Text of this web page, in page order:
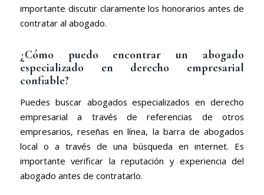
importante discutir claramente los honorarios antes de
contratar al abogado.
¿Cómo puedo encontrar un abogado
especializado en derecho empresarial
confiable?
Puedes buscar abogados especializados en derecho
empresarial a través de referencias de otros
empresarios, reseñas en línea, la barra de abogados
local o a través de una búsqueda en internet. Es
importante verificar la reputación y experiencia del
abogado antes de contratarlo.